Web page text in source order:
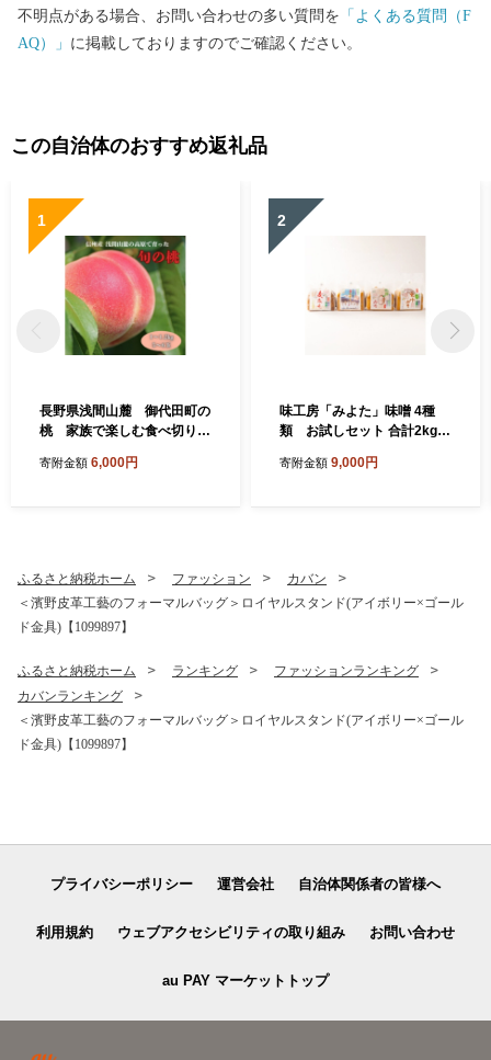
不明点がある場合、お問い合わせの多い質問を 「よくある質問（F
AQ）」 に掲載しておりますのでご確認ください。
この自治体のおすすめ返礼品
1
長野県浅間山麓 御代田町の
桃 家族で楽しむ食べ切りハ
1】
寄附金額 6,000円
2
味工房「みよた」味噌 4種
類 お試しセット 合計2kg
寄附金額 9,000円
ふるさと納税ホーム ファッション
カバン
＜濱野皮革工藝のフォーマルバッグ＞ロイヤルスタンド(アイボリー×ゴール
ド金具)【1099897】
ふるさと納税ホーム ランキング
ファッションランキング
カバンランキング
＜濱野皮革工藝のフォーマルバッグ＞ロイヤルスタンド(アイボリー×ゴール
ド金具)【1099897】
プライバシーポリシー 運営会社 自治体関係者の皆様へ
利用規約 ウェブアクセシビリティの取り組み お問い合わせ
au PAY マーケットトップ